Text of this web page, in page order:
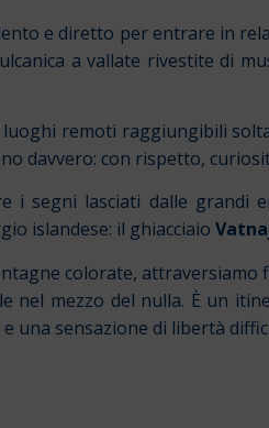
e diretto per entrare in
a vallate rivestite di
remoti raggiungibili
davvero: con rispetto,
i segni lasciati dalle grandi
islandese: il ghiacciaio
colorate, attraversiamo
nel mezzo del nulla. È un
una sensazione di libertà